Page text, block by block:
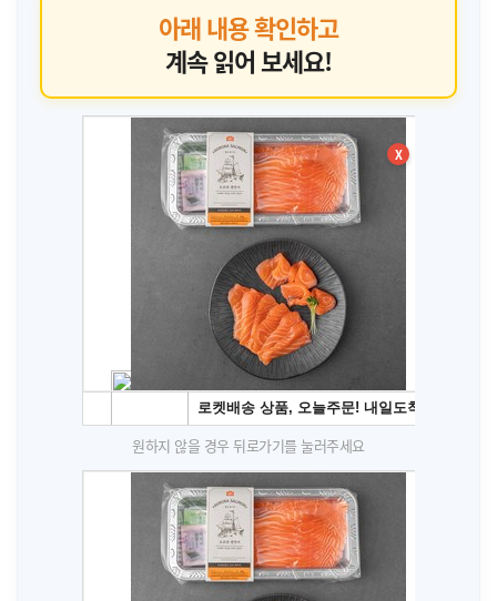
아래 내용 확인하고
계속 읽어 보세요!
X
원하지 않을 경우 뒤로가기를 눌러주세요